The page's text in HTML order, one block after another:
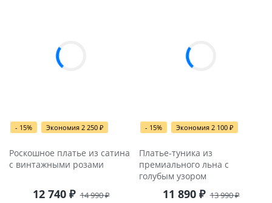
- 15% Экономия 2 250 ₽
Роскошное платье из сатина
с винтажными розами
12 740 ₽ 14 990₽
- 15% Экономия 2 100 ₽
Платье-туника из
премиального льна с
голубым узором
11 890 ₽ 13 990₽